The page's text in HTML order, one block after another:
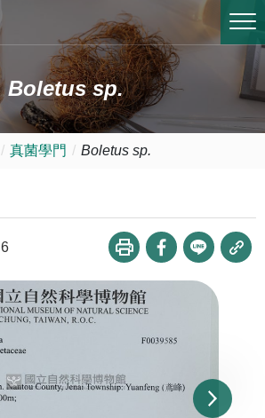
Boletus sp.
真菌學門 Boletus sp.
6